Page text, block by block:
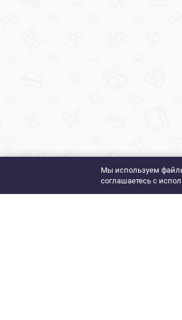
Мы используем
соглашаетесь с